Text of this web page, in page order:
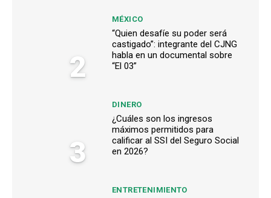
2
MÉXICO
“Quien desafíe su poder será
castigado”: integrante del CJNG
habla en un documental sobre
“El 03”
3
DINERO
¿Cuáles son los ingresos
máximos permitidos para
calificar al SSI del Seguro Social
en 2026?
ENTRETENIMIENTO